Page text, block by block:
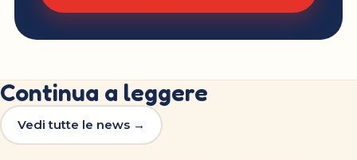
Continua a leggere
Vedi tutte le news →